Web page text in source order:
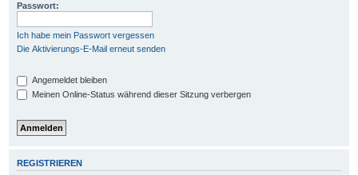
Passwort:
Ich habe mein Passwort vergessen
Die Aktivierungs-E-Mail erneut senden
Angemeldet bleiben
Meinen Online-Status während dieser Sitzung verbergen
REGISTRIEREN